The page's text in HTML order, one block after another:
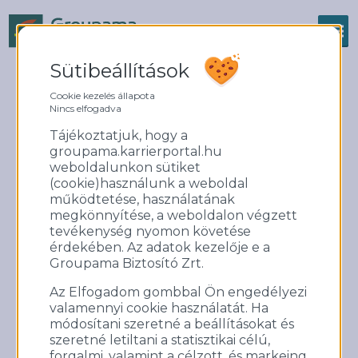
Sütibeállítások
Cookie kezelés állapota
Nincs elfogadva
Tájékoztatjuk, hogy a
groupama.karrierportal.hu
weboldalunkon sütiket
(cookie)használunk a weboldal
működtetése, használatának
megkönnyítése, a weboldalon végzett
tevékenység nyomon követése
érdekében. Az adatok kezelője e a
Groupama Biztosító Zrt.
Az Elfogadom gombbal Ön engedélyezi
valamennyi cookie használatát. Ha
módosítani szeretné a beállításokat és
szeretné letiltani a statisztikai célú,
FOLYTATÓDIK A DÍJESŐ
Ezüst minősítést kapott társaságunk!
A MABIASZ konferencián termék nagydíjjal
ismerik el a kimagasló szolgáltatást nyújtó